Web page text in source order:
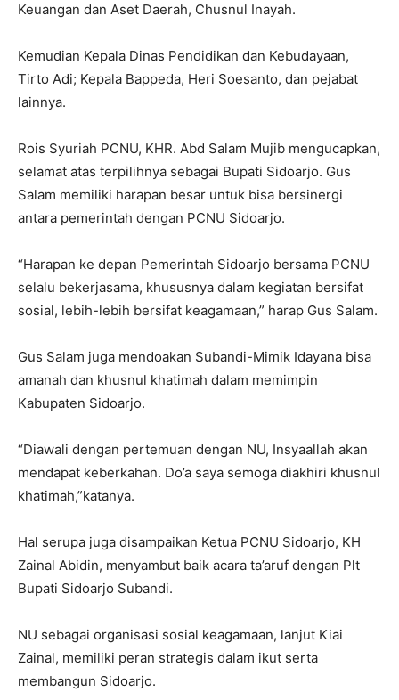
Keuangan dan Aset Daerah, Chusnul Inayah.
Kemudian Kepala Dinas Pendidikan dan Kebudayaan,
Tirto Adi; Kepala Bappeda, Heri Soesanto, dan pejabat
lainnya.
Rois Syuriah PCNU, KHR. Abd Salam Mujib mengucapkan,
selamat atas terpilihnya sebagai Bupati Sidoarjo. Gus
Salam memiliki harapan besar untuk bisa bersinergi
antara pemerintah dengan PCNU Sidoarjo.
“Harapan ke depan Pemerintah Sidoarjo bersama PCNU
selalu bekerjasama, khususnya dalam kegiatan bersifat
sosial, lebih-lebih bersifat keagamaan,” harap Gus Salam.
Gus Salam juga mendoakan Subandi-Mimik Idayana bisa
amanah dan khusnul khatimah dalam memimpin
Kabupaten Sidoarjo.
“Diawali dengan pertemuan dengan NU, Insyaallah akan
mendapat keberkahan. Do’a saya semoga diakhiri khusnul
khatimah,”katanya.
Hal serupa juga disampaikan Ketua PCNU Sidoarjo, KH
Zainal Abidin, menyambut baik acara ta’aruf dengan Plt
Bupati Sidoarjo Subandi.
NU sebagai organisasi sosial keagamaan, lanjut Kiai
Zainal, memiliki peran strategis dalam ikut serta
membangun Sidoarjo.